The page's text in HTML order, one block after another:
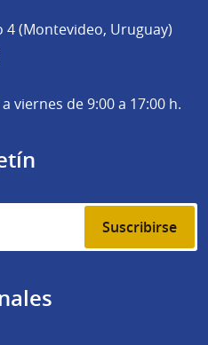
4 (Montevideo, Uruguay)
viernes de 9:00 a 17:00 h.
Suscribirse